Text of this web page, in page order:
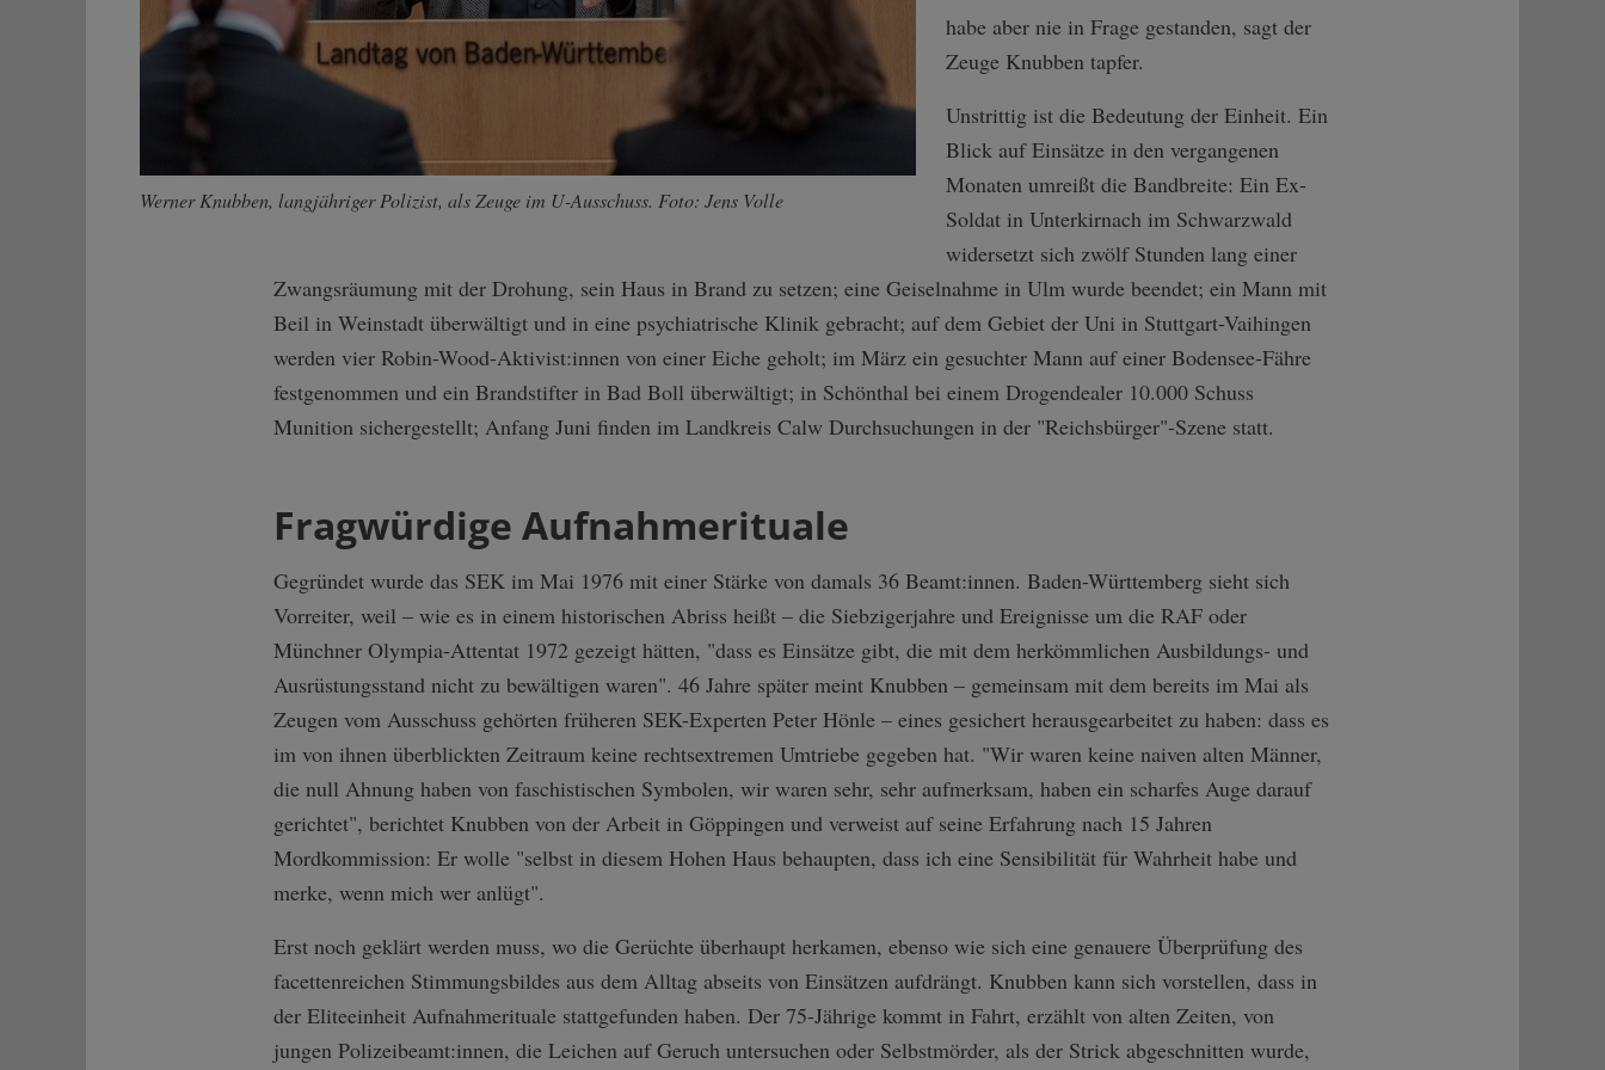
Werner Knubben, langjähriger Polizist, als Zeuge im U-Ausschuss. Foto: Jens Volle
habe aber nie in Frage gestanden, sagt der
Zeuge Knubben tapfer.
Unstrittig ist die Bedeutung der Einheit. Ein
Blick auf Einsätze in den vergangenen
Monaten umreißt die Bandbreite: Ein Ex-
Soldat in Unterkirnach im Schwarzwald
widersetzt sich zwölf Stunden lang einer
Zwangsräumung mit der Drohung, sein Haus in Brand zu setzen; eine Geiselnahme in Ulm wurde beendet; ein Mann mit
Beil in Weinstadt überwältigt und in eine psychiatrische Klinik gebracht; auf dem Gebiet der Uni in Stuttgart-Vaihingen
werden vier Robin-Wood-Aktivist:innen von einer Eiche geholt; im März ein gesuchter Mann auf einer Bodensee-Fähre
festgenommen und ein Brandstifter in Bad Boll überwältigt; in Schönthal bei einem Drogendealer 10.000 Schuss
Munition sichergestellt; Anfang Juni finden im Landkreis Calw Durchsuchungen in der "Reichsbürger"-Szene statt.
Fragwürdige Aufnahmerituale
Gegründet wurde das SEK im Mai 1976 mit einer Stärke von damals 36 Beamt:innen. Baden-Württemberg sieht sich
Vorreiter, weil – wie es in einem historischen Abriss heißt – die Siebzigerjahre und Ereignisse um die RAF oder
Münchner Olympia-Attentat 1972 gezeigt hätten, "dass es Einsätze gibt, die mit dem herkömmlichen Ausbildungs- und
Ausrüstungsstand nicht zu bewältigen waren". 46 Jahre später meint Knubben – gemeinsam mit dem bereits im Mai als
Zeugen vom Ausschuss gehörten früheren SEK-Experten Peter Hönle – eines gesichert herausgearbeitet zu haben: dass es
im von ihnen überblickten Zeitraum keine rechtsextremen Umtriebe gegeben hat. "Wir waren keine naiven alten Männer,
die null Ahnung haben von faschistischen Symbolen, wir waren sehr, sehr aufmerksam, haben ein scharfes Auge darauf
gerichtet", berichtet Knubben von der Arbeit in Göppingen und verweist auf seine Erfahrung nach 15 Jahren
Mordkommission: Er wolle "selbst in diesem Hohen Haus behaupten, dass ich eine Sensibilität für Wahrheit habe und
merke, wenn mich wer anlügt".
Erst noch geklärt werden muss, wo die Gerüchte überhaupt herkamen, ebenso wie sich eine genauere Überprüfung des
facettenreichen Stimmungsbildes aus dem Alltag abseits von Einsätzen aufdrängt. Knubben kann sich vorstellen, dass in
der Eliteeinheit Aufnahmerituale stattgefunden haben. Der 75-Jährige kommt in Fahrt, erzählt von alten Zeiten, von
jungen Polizeibeamt:innen, die Leichen auf Geruch untersuchen oder Selbstmörder, als der Strick abgeschnitten wurde,